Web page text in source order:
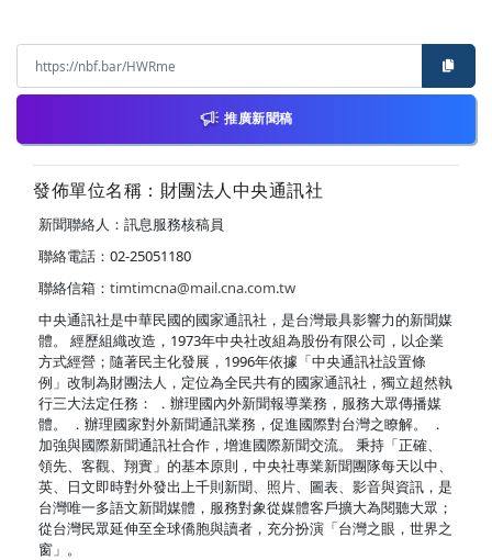
推廣新聞稿
發佈單位名稱：財團法人中央通訊社
新聞聯絡人：訊息服務核稿員
聯絡電話：02-25051180
聯絡信箱： timtimcna@mail.cna.com.tw
中央通訊社是中華民國的國家通訊社，是台灣最具影響力的新聞媒
體。 經歷組織改造，1973年中央社改組為股份有限公司，以企業
方式經營；隨著民主化發展，1996年依據「中央通訊社設置條
例」改制為財團法人，定位為全民共有的國家通訊社，獨立超然執
行三大法定任務： ．辦理國內外新聞報導業務，服務大眾傳播媒
體。 ．辦理國家對外新聞通訊業務，促進國際對台灣之瞭解。 ．
加強與國際新聞通訊社合作，增進國際新聞交流。 秉持「正確、
領先、客觀、翔實」的基本原則，中央社專業新聞團隊每天以中、
英、日文即時對外發出上千則新聞、照片、圖表、影音與資訊，是
台灣唯一多語文新聞媒體，服務對象從媒體客戶擴大為閱聽大眾；
從台灣民眾延伸至全球僑胞與讀者，充分扮演「台灣之眼，世界之
窗」。